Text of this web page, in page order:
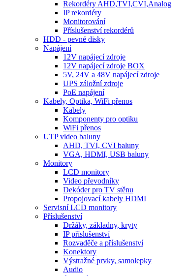
Rekordéry AHD,TVI,CVI,Analog
IP rekordéry
Monitorování
Příslušenství rekordérů
HDD - pevné disky
Napájení
12V napájecí zdroje
12V napájecí zdroje BOX
5V, 24V a 48V napájecí zdroje
UPS záložní zdroje
PoE napájení
Kabely, Optika, WiFi přenos
Kabely
Komponenty pro optiku
WiFi přenos
UTP video baluny
AHD, TVI, CVI baluny
VGA, HDMI, USB baluny
Monitory
LCD monitory
Video převodníky
Dekóder pro TV stěnu
Propojovací kabely HDMI
Servisní LCD monitory
Příslušenství
Držáky, základny, kryty
IP příslušenství
Rozvaděče a příslušenství
Konektory
Výstražné prvky, samolepky
Audio